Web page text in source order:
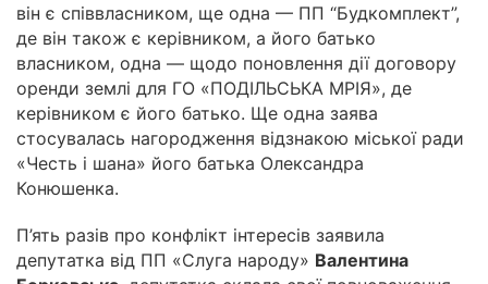
він є співвласником, ще одна — ПП “Будкомплект”,
де він також є керівником, а його батько
власником, одна — щодо поновлення дії договору
оренди землі для ГО «ПОДІЛЬСЬКА МРІЯ», де
керівником є його батько. Ще одна заява
стосувалась нагородження відзнакою міської ради
«Честь і шана» його батька Олександра
Конюшенка.
П’ять разів про конфлікт інтересів заявила
депутатка від ПП «Слуга народу» Валентина